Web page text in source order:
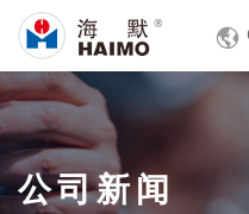

公司新闻